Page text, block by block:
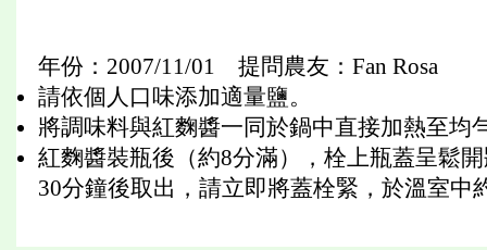
年份：2007/11/01 提問農友：Fan Rosa
請依個人口味添加適量鹽。
將調味料與紅麴醬一同於鍋中直接加熱至均
紅麴醬裝瓶後（約8分滿），栓上瓶蓋呈鬆
30分鐘後取出，請立即將蓋栓緊，於溫室中